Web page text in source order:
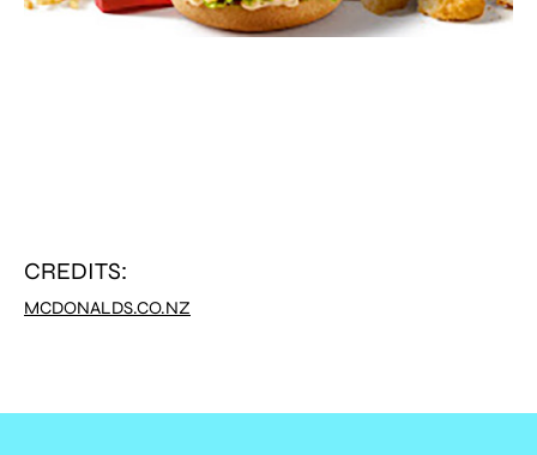
CREDITS:
MCDONALDS.CO.NZ